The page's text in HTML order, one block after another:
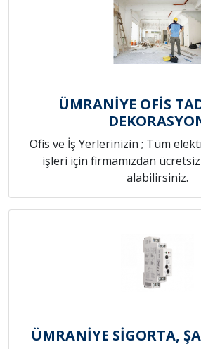
ÜMRANİYE OFİS
Ofis ve İş Yerlerinizin ; Tüm
işleri için firmamızdan
alabilirsiniz.
ÜMRANİYE SİGORTA,